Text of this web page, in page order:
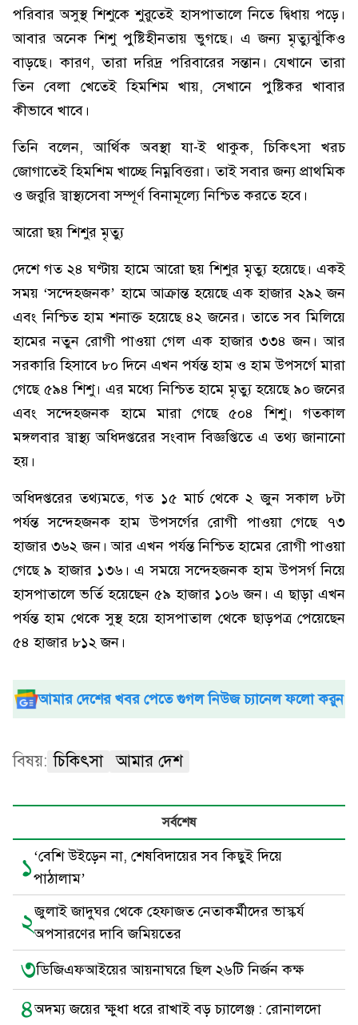
পরিবার অসুস্থ শিশুকে শুরুতেই হাসপাতালে নিতে দ্বিধায় পড়ে।
আবার অনেক শিশু পুষ্টিহীনতায় ভুগছে। এ জন্য মৃত্যুঝুঁকিও
বাড়ছে। কারণ, তারা দরিদ্র পরিবারের সন্তান। যেখানে তারা
তিন বেলা খেতেই হিমশিম খায়, সেখানে পুষ্টিকর খাবার
কীভাবে খাবে।
তিনি বলেন, আর্থিক অবস্থা যা-ই থাকুক, চিকিৎসা খরচ
জোগাতেই হিমশিম খাচ্ছে নিম্নবিত্তরা। তাই সবার জন্য প্রাথমিক
ও জরুরি স্বাস্থ্যসেবা সম্পূর্ণ বিনামূল্যে নিশ্চিত করতে হবে।
আরো ছয় শিশুর মৃত্যু
দেশে গত ২৪ ঘণ্টায় হামে আরো ছয় শিশুর মৃত্যু হয়েছে। একই
সময় ‘সন্দেহজনক’ হামে আক্রান্ত হয়েছে এক হাজার ২৯২ জন
এবং নিশ্চিত হাম শনাক্ত হয়েছে ৪২ জনের। তাতে সব মিলিয়ে
হামের নতুন রোগী পাওয়া গেল এক হাজার ৩৩৪ জন। আর
সরকারি হিসাবে ৮০ দিনে এখন পর্যন্ত হাম ও হাম উপসর্গে মারা
গেছে ৫৯৪ শিশু। এর মধ্যে নিশ্চিত হামে মৃত্যু হয়েছে ৯০ জনের
এবং সন্দেহজনক হামে মারা গেছে ৫০৪ শিশু। গতকাল
মঙ্গলবার স্বাস্থ্য অধিদপ্তরের সংবাদ বিজ্ঞপ্তিতে এ তথ্য জানানো
হয়।
অধিদপ্তরের তথ্যমতে, গত ১৫ মার্চ থেকে ২ জুন সকাল ৮টা
পর্যন্ত সন্দেহজনক হাম উপসর্গের রোগী পাওয়া গেছে ৭৩
হাজার ৩৬২ জন। আর এখন পর্যন্ত নিশ্চিত হামের রোগী পাওয়া
গেছে ৯ হাজার ১৩৬। এ সময়ে সন্দেহজনক হাম উপসর্গ নিয়ে
হাসপাতালে ভর্তি হয়েছেন ৫৯ হাজার ১০৬ জন। এ ছাড়া এখন
পর্যন্ত হাম থেকে সুস্থ হয়ে হাসপাতাল থেকে ছাড়পত্র পেয়েছেন
৫৪ হাজার ৮১২ জন।
আমার দেশের খবর পেতে গুগল নিউজ চ্যানেল ফলো করুন
বিষয়: চিকিৎসা আমার দেশ
সর্বশেষ
১‘বেশি উইড়েন না, শেষবিদায়ের সব কিছুই দিয়ে
পাঠালাম’
২জুলাই জাদুঘর থেকে হেফাজত নেতাকর্মীদের ভাস্কর্য
অপসারণের দাবি জমিয়তের
৩ডিজিএফআইয়ের আয়নাঘরে ছিল ২৬টি নির্জন কক্ষ
৪অদম্য জয়ের ক্ষুধা ধরে রাখাই বড় চ্যালেঞ্জ : রোনালদো